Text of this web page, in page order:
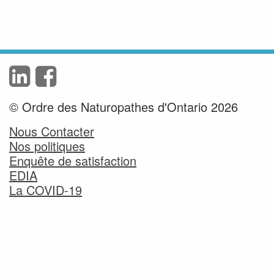
© Ordre des Naturopathes d'Ontario 2026
Nous Contacter
Nos politiques
Enquête de satisfaction
EDIA
La COVID-19